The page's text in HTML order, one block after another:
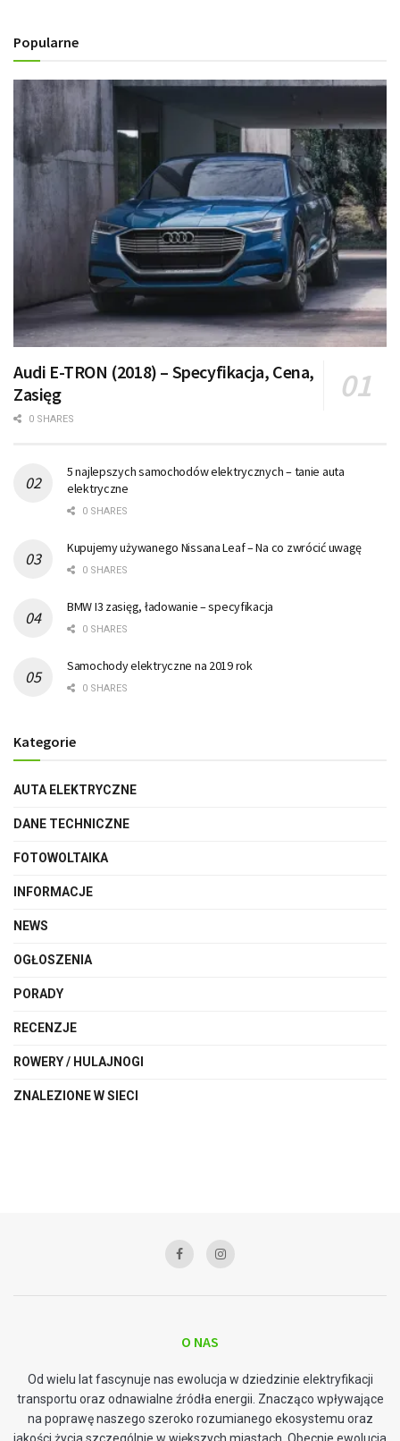
Popularne
Audi E-TRON (2018) – Specyfikacja, Cena,
Zasięg
0 SHARES
5 najlepszych samochodów elektrycznych – tanie auta
elektryczne
0 SHARES
Kupujemy używanego Nissana Leaf – Na co zwrócić uwagę
0 SHARES
BMW I3 zasięg, ładowanie – specyfikacja
0 SHARES
Samochody elektryczne na 2019 rok
0 SHARES
Kategorie
AUTA ELEKTRYCZNE
DANE TECHNICZNE
FOTOWOLTAIKA
INFORMACJE
NEWS
OGŁOSZENIA
PORADY
RECENZJE
ROWERY / HULAJNOGI
ZNALEZIONE W SIECI
O NAS
Od wielu lat fascynuje nas ewolucja w dziedzinie elektryfikacji
transportu oraz odnawialne źródła energii. Znacząco wpływające
na poprawę naszego szeroko rozumianego ekosystemu oraz